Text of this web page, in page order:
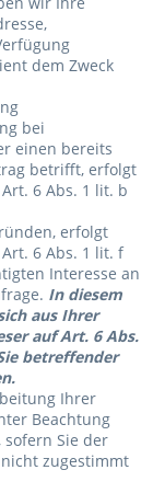
dem Zweck
bei
einen bereits
betrifft, erfolgt
6 Abs. 1 lit. b
erfolgt
6 Abs. 1 lit. f
Interesse an
In diesem
aus Ihrer
auf Art. 6 Abs.
betreffender
Ihrer
Beachtung
Sie der
zugestimmt